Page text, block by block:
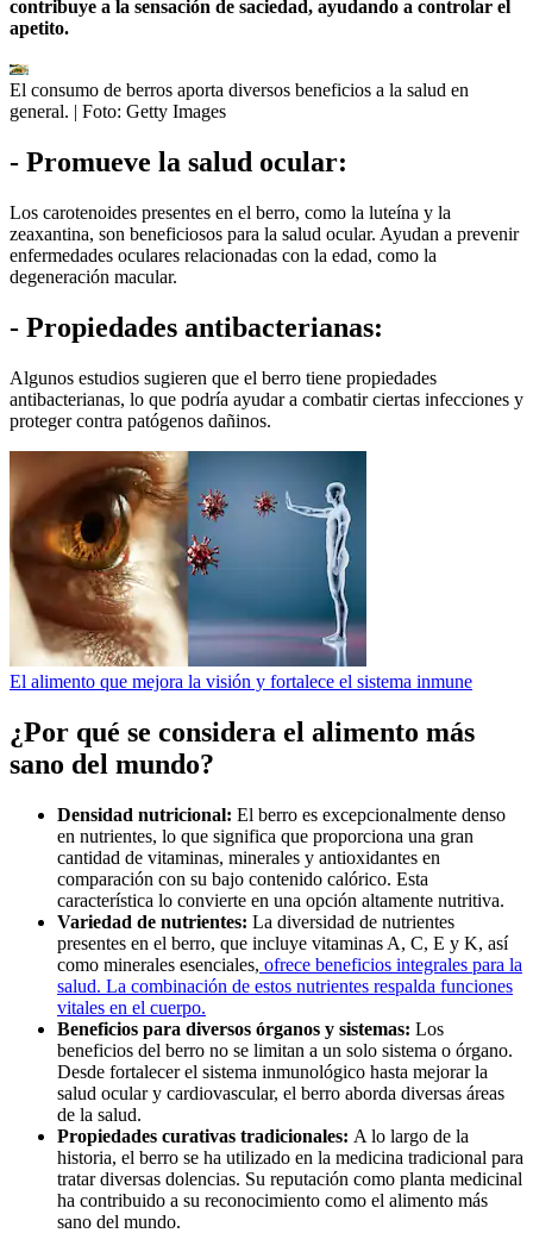
contribuye a la sensación de saciedad, ayudando a controlar el
apetito.
El consumo de berros aporta diversos beneficios a la salud en
general. | Foto: Getty Images
- Promueve la salud ocular:
Los carotenoides presentes en el berro, como la luteína y la
zeaxantina, son beneficiosos para la salud ocular. Ayudan a prevenir
enfermedades oculares relacionadas con la edad, como la
degeneración macular.
- Propiedades antibacterianas:
Algunos estudios sugieren que el berro tiene propiedades
antibacterianas, lo que podría ayudar a combatir ciertas infecciones y
proteger contra patógenos dañinos.
El alimento que mejora la visión y fortalece el sistema inmune
¿Por qué se considera el alimento más
sano del mundo?
Densidad nutricional: El berro es excepcionalmente denso
en nutrientes, lo que significa que proporciona una gran
cantidad de vitaminas, minerales y antioxidantes en
comparación con su bajo contenido calórico. Esta
característica lo convierte en una opción altamente nutritiva.
Variedad de nutrientes: La diversidad de nutrientes
presentes en el berro, que incluye vitaminas A, C, E y K, así
como minerales esenciales, ofrece beneficios integrales para la
salud. La combinación de estos nutrientes respalda funciones
vitales en el cuerpo.
Beneficios para diversos órganos y sistemas: Los
beneficios del berro no se limitan a un solo sistema o órgano.
Desde fortalecer el sistema inmunológico hasta mejorar la
salud ocular y cardiovascular, el berro aborda diversas áreas
de la salud.
Propiedades curativas tradicionales: A lo largo de la
historia, el berro se ha utilizado en la medicina tradicional para
tratar diversas dolencias. Su reputación como planta medicinal
ha contribuido a su reconocimiento como el alimento más
sano del mundo.